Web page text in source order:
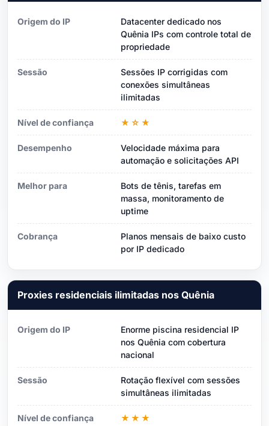
Origem do IP
Datacenter dedicado nos
Quênia IPs com controle total de
propriedade
Sessão
Sessões IP corrigidas com
conexões simultâneas
ilimitadas
Nível de confiança ★☆★
Desempenho
Velocidade máxima para
automação e solicitações API
Melhor para
Bots de tênis, tarefas em
massa, monitoramento de
uptime
Cobrança
Planos mensais de baixo custo
por IP dedicado
Proxies residenciais ilimitadas nos Quênia
Origem do IP
Enorme piscina residencial IP
nos Quênia com cobertura
nacional
Sessão
Rotação flexível com sessões
simultâneas ilimitadas
Nível de confiança ★★★